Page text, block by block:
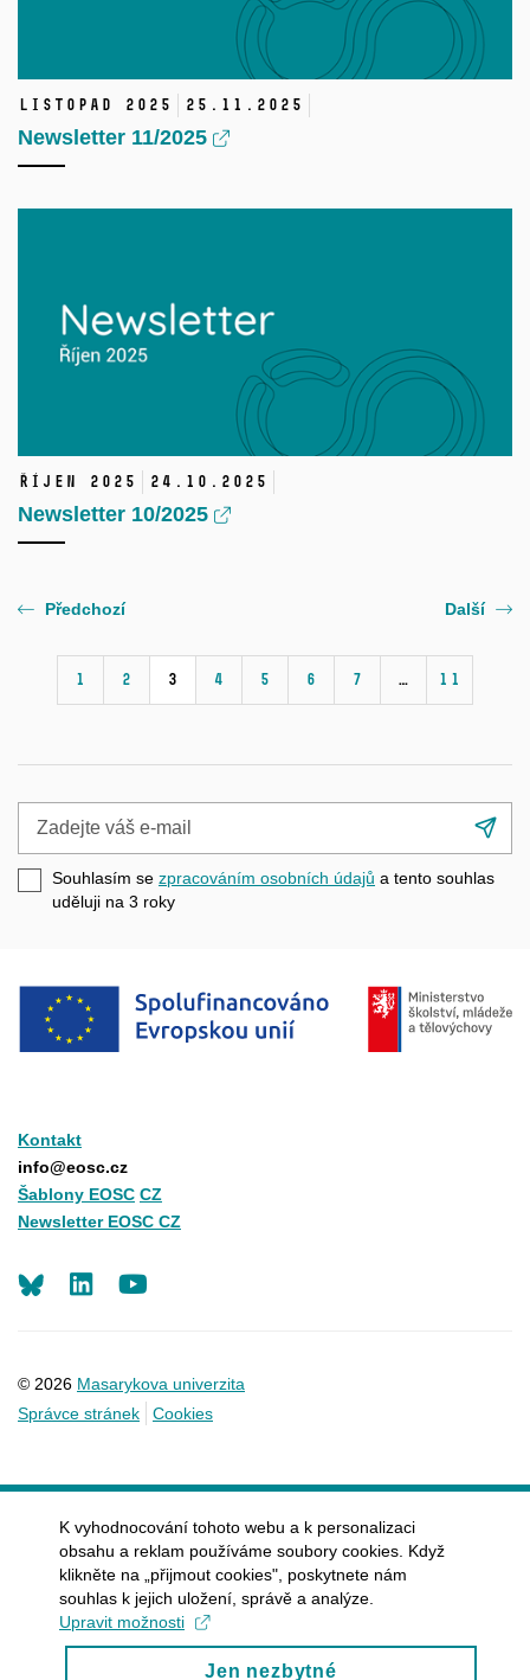
listopad 2025 25. 11. 2025
Newsletter 11/2025
říjen 2025 24. 10. 2025
Newsletter 10/2025
Předchozí
1 2 3 4 5 6 7 … 11
Další
e-
mail
Souhlasím se zpracováním osobních údajů a tento souhlas
uděluji na 3 roky
Kontakt
info@eosc.cz
Šablony EOSC CZ
Newsletter EOSC CZ
© 2026 Masarykova univerzita
Správce stránek
Cookies
LinkedIn
K vyhodnocování tohoto webu a k personalizaci
obsahu a reklam používáme soubory cookies. Když
klikněte na „přijmout cookies", poskytnete nám
souhlas k jejich uložení, správě a analýze.
Upravit možnosti
Jen nezbytné